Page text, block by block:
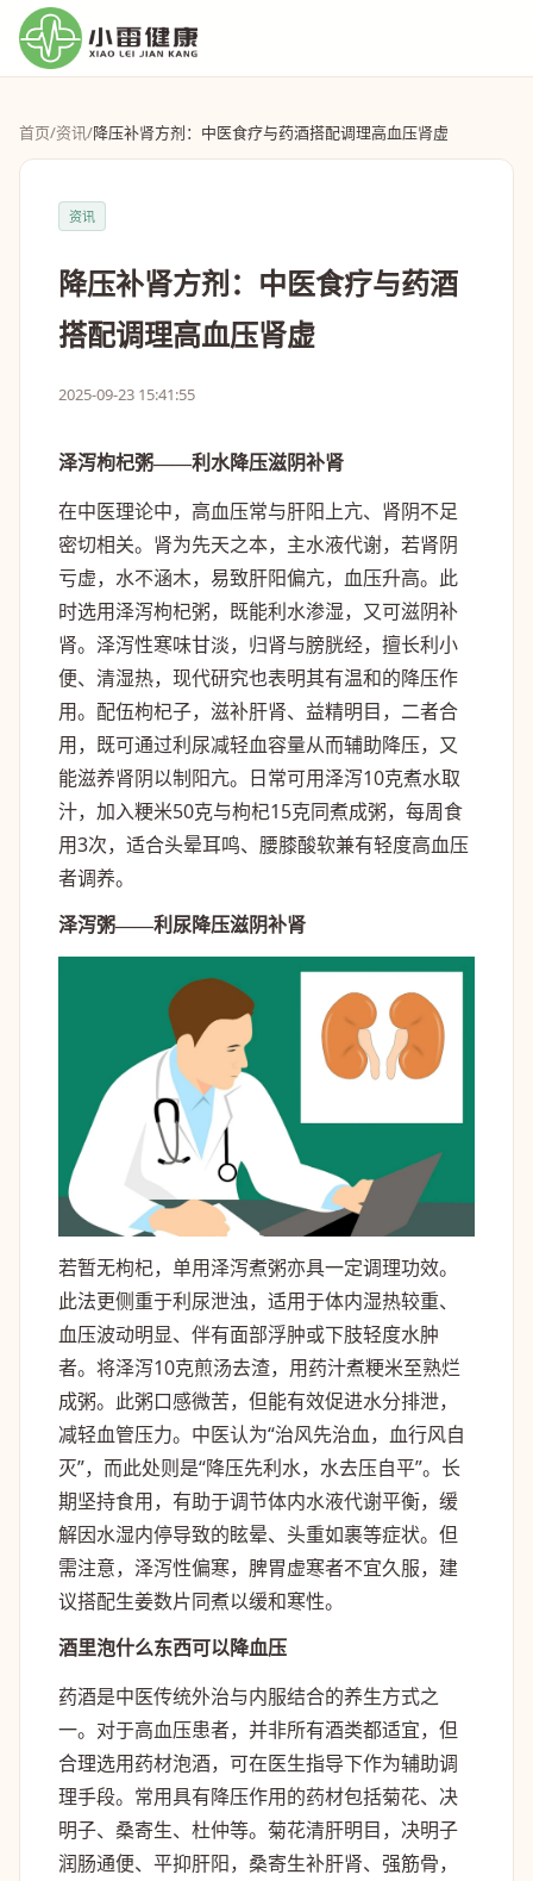
首页/资讯/降压补肾方剂：中医食疗与药酒搭配调理高血压肾虚
资讯
降压补肾方剂：中医食疗与药酒
搭配调理高血压肾虚
2025-09-23 15:41:55
泽泻枸杞粥——利水降压滋阴补肾
在中医理论中，高血压常与肝阳上亢、肾阴不足
密切相关。肾为先天之本，主水液代谢，若肾阴
亏虚，水不涵木，易致肝阳偏亢，血压升高。此
时选用泽泻枸杞粥，既能利水渗湿，又可滋阴补
肾。泽泻性寒味甘淡，归肾与膀胱经，擅长利小
便、清湿热，现代研究也表明其有温和的降压作
用。配伍枸杞子，滋补肝肾、益精明目，二者合
用，既可通过利尿减轻血容量从而辅助降压，又
能滋养肾阴以制阳亢。日常可用泽泻10克煮水取
汁，加入粳米50克与枸杞15克同煮成粥，每周食
用3次，适合头晕耳鸣、腰膝酸软兼有轻度高血压
者调养。
泽泻粥——利尿降压滋阴补肾
若暂无枸杞，单用泽泻煮粥亦具一定调理功效。
此法更侧重于利尿泄浊，适用于体内湿热较重、
血压波动明显、伴有面部浮肿或下肢轻度水肿
者。将泽泻10克煎汤去渣，用药汁煮粳米至熟烂
成粥。此粥口感微苦，但能有效促进水分排泄，
减轻血管压力。中医认为“治风先治血，血行风自
灭”，而此处则是“降压先利水，水去压自平”。长
期坚持食用，有助于调节体内水液代谢平衡，缓
解因水湿内停导致的眩晕、头重如裹等症状。但
需注意，泽泻性偏寒，脾胃虚寒者不宜久服，建
议搭配生姜数片同煮以缓和寒性。
酒里泡什么东西可以降血压
药酒是中医传统外治与内服结合的养生方式之
一。对于高血压患者，并非所有酒类都适宜，但
合理选用药材泡酒，可在医生指导下作为辅助调
理手段。常用具有降压作用的药材包括菊花、决
明子、桑寄生、杜仲等。菊花清肝明目，决明子
润肠通便、平抑肝阳，桑寄生补肝肾、强筋骨，